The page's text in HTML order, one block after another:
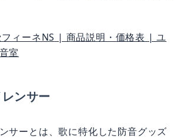
フィーネNS | 商品説明・価格表 | ユ
室
ンサー
サーとは、歌に特化した防音グッズ